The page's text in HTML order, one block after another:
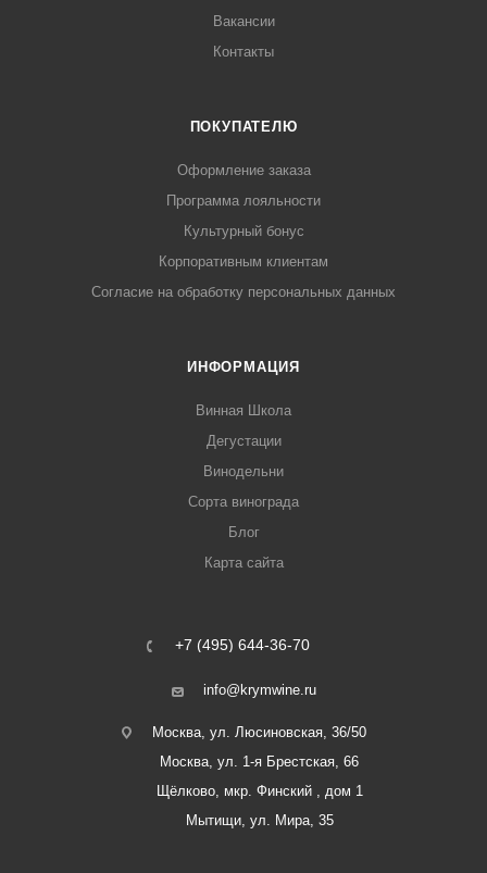
Вакансии
Контакты
ПОКУПАТЕЛЮ
Оформление заказа
Программа лояльности
Культурный бонус
Корпоративным клиентам
Согласие на обработку персональных данных
ИНФОРМАЦИЯ
Винная Школа
Дегустации
Винодельни
Сорта винограда
Блог
Карта сайта
+7 (495) 644-36-70
info@krymwine.ru
Москва, ул. Люсиновская, 36/50
Москва, ул. 1-я Брестская, 66
Щёлково, мкр. Финский , дом 1
Мытищи, ул. Мира, 35